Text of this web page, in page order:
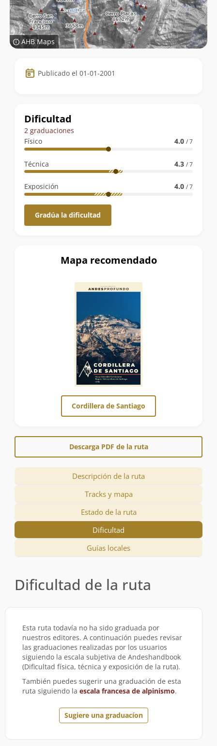
AHB Maps
Datos
de
ruta
Publicado el 01-01-2001
Dificultad
2 graduaciones
Físico
4.0 / 7
Técnica 4.3 / 7
Exposición 4.0 / 7
Gradúa la dificultad
Mapa recomendado
Cordillera de Santiago
Descarga PDF de la ruta
Descripción de la ruta
Tracks y mapa
Estado de la ruta
Dificultad
Guías locales
Dificultad de la ruta
Esta ruta todavía no ha sido graduada por
nuestros editores. A continuación puedes revisar
las graduaciones realizadas por los usuarios
siguiendo la escala subjetiva de Andeshandbook
(Dificultad física, técnica y exposición de la ruta).
También puedes sugerir una graduación de esta
ruta siguiendo la escala francesa de alpinismo.
Sugiere una graduacíon